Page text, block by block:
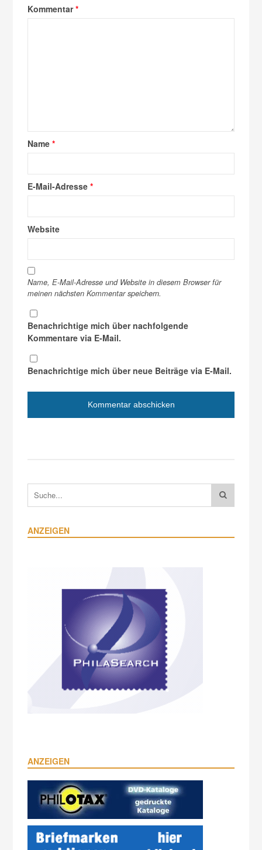
Kommentar*
Name*
E-Mail-Adresse*
Website
Name, E-Mail-Adresse und Website in diesem Browser für
meinen nächsten Kommentar speichern.
Benachrichtige mich über nachfolgende
Kommentare via E-Mail.
Benachrichtige mich über neue Beiträge via E-Mail.
ANZEIGEN
ANZEIGEN